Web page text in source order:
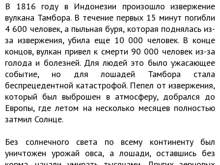
В 1816 году в Индонезии произошло извержение
вулкана Тамбора. В течение первых 15 минут погибли
4 600 человек, а пыльная буря, которая поднялась из-
за извержения, убила еще 10 000 человек. В конце
концов, вулкан привел к смерти 90 000 человек из-за
голода и болезней. Для людей это было ужасающее
событие, но для лошадей Тамбора стала
беспрецедентной катастрофой. Пепел от извержения,
который был выброшен в атмосферу, добрался до
Европы, где летом на несколько месяцев полностью
затмил Солнце.
Без солнечного света по всему континенту был
уничтожен урожай овса, а лошади, оставшись без